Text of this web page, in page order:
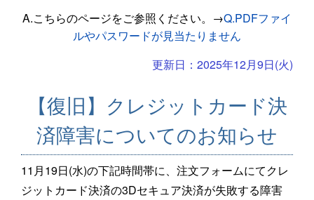
A.こちらのページをご参照ください。→Q.PDFファイ
ルやパスワードが見当たりません
更新日：2025年12月9日(火)
【復旧】クレジットカード決
済障害についてのお知らせ
11月19日(水)の下記時間帯に、注文フォームにてクレ
ジットカード決済の3Dセキュア決済が失敗する障害